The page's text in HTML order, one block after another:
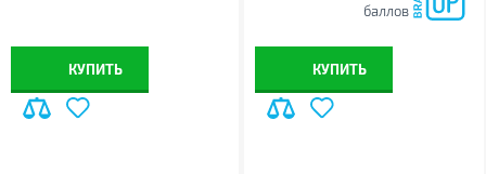
КУПИТЬ
баллов
КУПИТЬ